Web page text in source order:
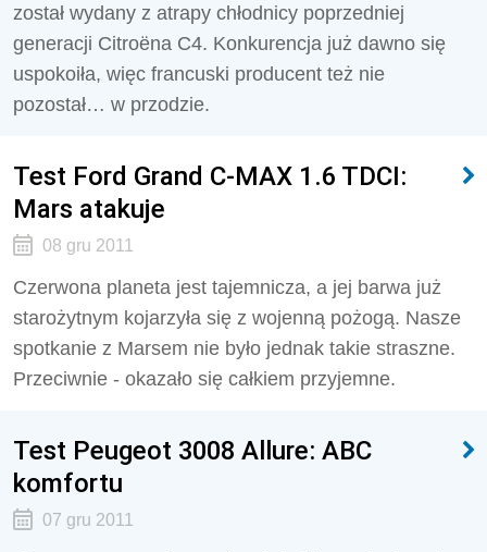
został wydany z atrapy chłodnicy poprzedniej
generacji Citroëna C4. Konkurencja już dawno się
uspokoiła, więc francuski producent też nie
pozostał… w przodzie.
Test Ford Grand C-MAX 1.6 TDCI:
Mars atakuje
08 gru 2011
Czerwona planeta jest tajemnicza, a jej barwa już
starożytnym kojarzyła się z wojenną pożogą. Nasze
spotkanie z Marsem nie było jednak takie straszne.
Przeciwnie - okazało się całkiem przyjemne.
Test Peugeot 3008 Allure: ABC
komfortu
07 gru 2011